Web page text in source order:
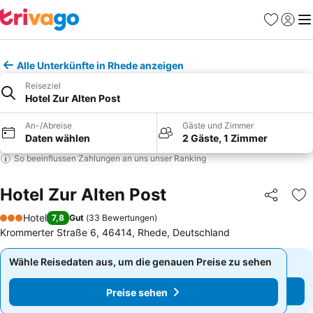
Favoriten
Alle Unterkünfte in Rhede anzeigen
Reiseziel
Hotel Zur Alten Post
An-/Abreise
Daten wählen
Gäste und Zimmer
2 Gäste, 1 Zimmer
So beeinflussen Zahlungen an uns unser Ranking
Hotel Zur Alten Post Teilen
3 Sterne
Hotel 7,8 Gut (33 Bewertungen)
Krommerter Straße 6, 46414, Rhede, Deutschland
Wähle Reisedaten aus, um die genauen Preise zu sehen
Preise sehen
Wähle Reisedaten aus, um die genauen Preise zu sehen
Preise sehen